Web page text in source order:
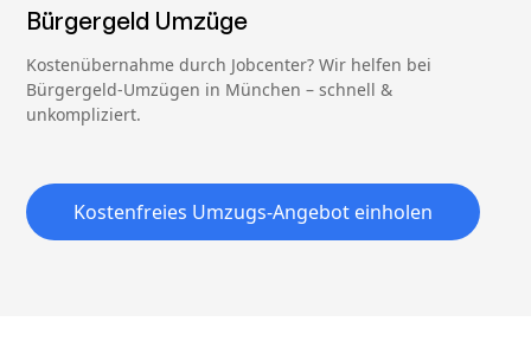
Bürgergeld Umzüge
Kostenübernahme durch Jobcenter? Wir helfen bei
Bürgergeld-Umzügen in München – schnell &
unkompliziert.
Kostenfreies Umzugs-Angebot einholen